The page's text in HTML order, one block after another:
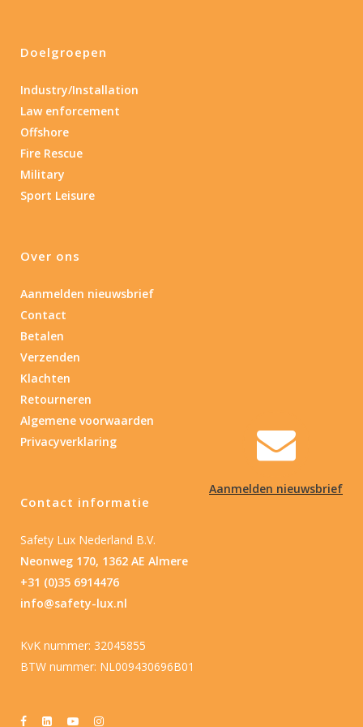
Aanmelden nieuwsbrief
Doelgroepen
Industry/Installation
Law enforcement
Offshore
Fire Rescue
Military
Sport Leisure
Over ons
Aanmelden nieuwsbrief
Contact
Betalen
Verzenden
Klachten
Retourneren
Algemene voorwaarden
Privacyverklaring
Contact informatie
Safety Lux Nederland B.V.
Neonweg 170, 1362 AE Almere
+31 (0)35 6914476
info@safety-lux.nl
KvK nummer: 32045855
BTW nummer: NL009430696B01